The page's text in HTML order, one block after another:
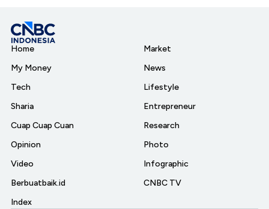
Home
My Money
Tech
Sharia
Cuap Cuap Cuan
Opinion
Video
Berbuatbaik.id
Index
Market
News
Lifestyle
Entrepreneur
Research
Photo
Infographic
CNBC TV